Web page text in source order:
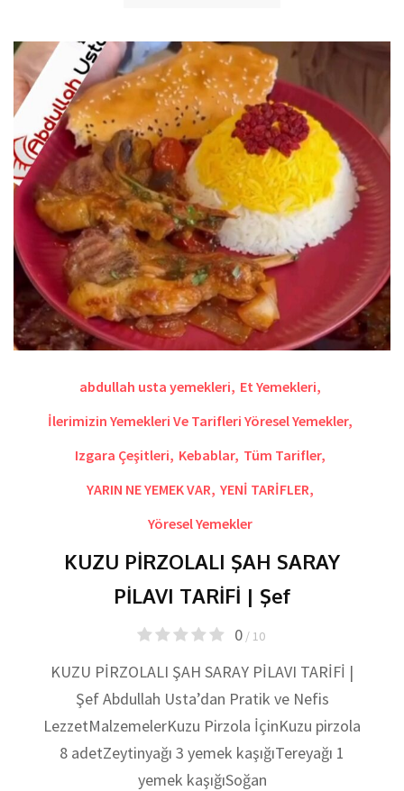
abdullah usta yemekleri, Et Yemekleri,
İlerimizin Yemekleri Ve Tarifleri Yöresel Yemekler,
Izgara Çeşitleri, Kebablar, Tüm Tarifler,
YARIN NE YEMEK VAR, YENİ TARİFLER,
Yöresel Yemekler
KUZU PİRZOLALI ŞAH SARAY
PİLAVI TARİFİ | Şef
0/ 10
KUZU PİRZOLALI ŞAH SARAY PİLAVI TARİFİ |
Şef Abdullah Usta’dan Pratik ve Nefis
LezzetMalzemelerKuzu Pirzola İçinKuzu pirzola
8 adetZeytinyağı 3 yemek kaşığıTereyağı 1
yemek kaşığıSoğan